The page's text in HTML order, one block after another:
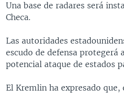
FORO [RADIO]
NOTA ECONÓMICA
ENTRETENIMIENTO
Idiomas
Una base de radares será
Checa.
Las autoridades
escudo de defensa protegerá
potencial ataque de estados
El Kremlin ha expresado que,